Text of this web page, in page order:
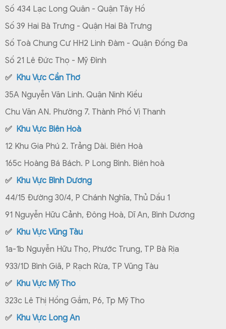
Số 434 Lạc Long Quân - Quận Tây Hồ
Số 39 Hai Bà Trưng - Quận Hai Bà Trưng
Số Toà Chung Cư HH2 Linh Đàm - Quận Đống Đa
Số 21 Lê Đức Thọ - Mỹ Đình
✅ Khu Vực Cần Thơ
35A Nguyễn Văn Linh. Quận Ninh Kiều
Chu Văn AN. Phường 7. Thành Phố Vị Thanh
✅ Khu Vực Biên Hoà
12 Khu Gia Phú 2. Trảng Dài. Biên Hoà
165c Hoàng Bá Bách. P Long Bình. Biên hoà
✅ Khu Vực Bình Dương
44/15 Đường 30/4, P Chánh Nghĩa, Thủ Dầu 1
91 Nguyễn Hữu Cảnh, Đông Hoà, Dĩ An, Bình Dương
✅ Khu Vực Vũng Tàu
1a-1b Nguyễn Hữu Thọ, Phước Trung, TP Bà Rịa
933/1D Bình Giã, P Rạch Rừa, TP Vũng Tàu
✅ Khu Vực Mỹ Tho
323c Lê Thị Hồng Gắm, P6, Tp Mỹ Tho
✅ Khu Vực Long An